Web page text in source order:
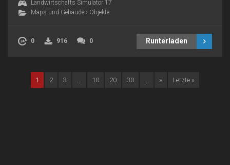
Landwirtschafts Simulator 17
Maps und Gebäude › Objekte
0 916 0 Runterladen
1 2 3 10 20 30 » Letzte »